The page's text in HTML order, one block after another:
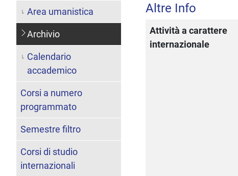
Altre Info
Attività a carattere
internazionale
Area umanistica
Archivio
Calendario
accademico
Corsi a numero
programmato
Semestre filtro
Corsi di studio
internazionali